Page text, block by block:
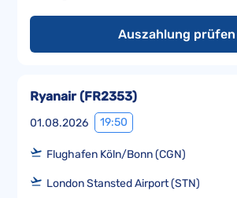
Auszahlung prüfen
01.08.2026 19:50
Ryanair(FR2353)
Flughafen Köln/Bonn (CGN)
London Stansted Airport (STN)